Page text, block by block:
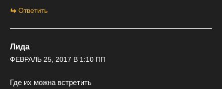
Ответить
Лида
ФЕВРАЛЬ 25, 2017 В 1:10 ПП
Где их можна встретить